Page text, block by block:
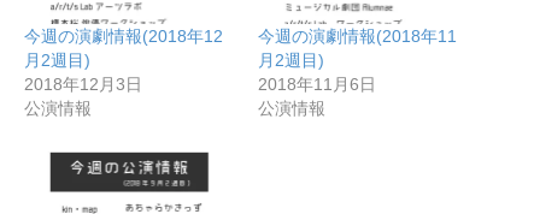
今週の演劇情報(2018年12
月2週目)
2018年12月3日
公演情報
今週の演劇情報(2018年11
月2週目)
2018年11月6日
公演情報